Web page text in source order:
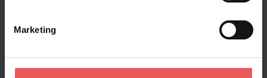
Marketing
Frage stellen